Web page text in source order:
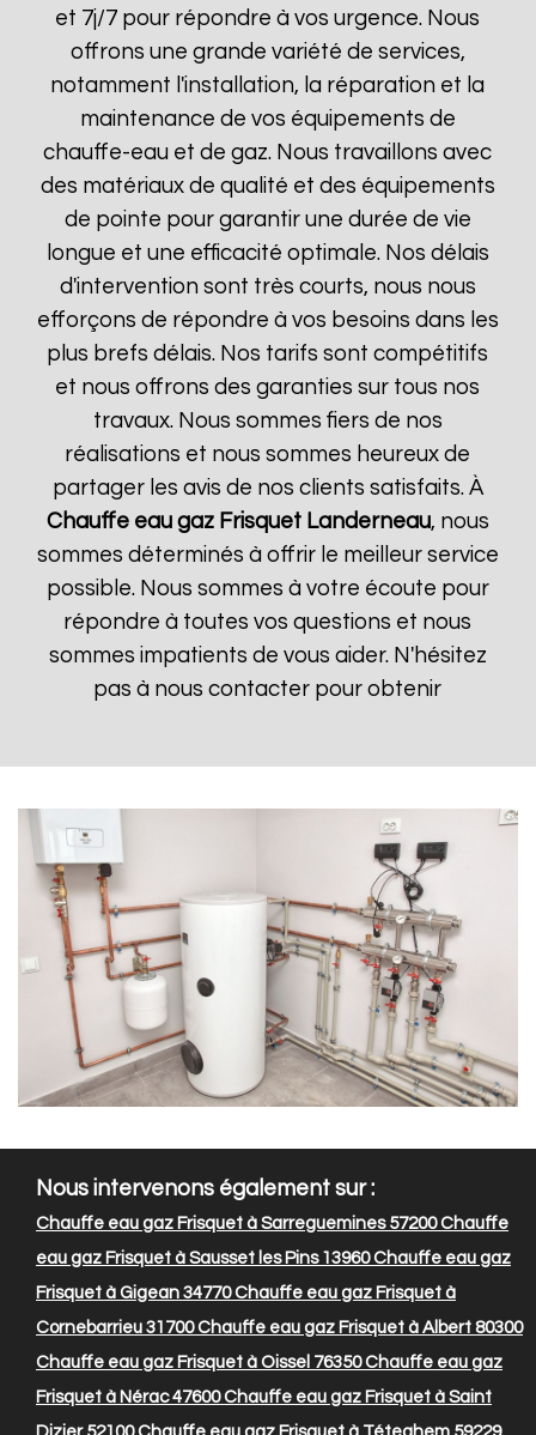
et 7j/7 pour répondre à vos urgence. Nous
offrons une grande variété de services,
notamment l'installation, la réparation et la
maintenance de vos équipements de
chauffe-eau et de gaz. Nous travaillons avec
des matériaux de qualité et des équipements
de pointe pour garantir une durée de vie
longue et une efficacité optimale. Nos délais
d'intervention sont très courts, nous nous
efforçons de répondre à vos besoins dans les
plus brefs délais. Nos tarifs sont compétitifs
et nous offrons des garanties sur tous nos
travaux. Nous sommes fiers de nos
réalisations et nous sommes heureux de
partager les avis de nos clients satisfaits. À
Chauffe eau gaz Frisquet Landerneau, nous
sommes déterminés à offrir le meilleur service
possible. Nous sommes à votre écoute pour
répondre à toutes vos questions et nous
sommes impatients de vous aider. N'hésitez
pas à nous contacter pour obtenir
Nous intervenons également sur :
Chauffe eau gaz Frisquet à Sarreguemines 57200Chauffe
eau gaz Frisquet à Sausset les Pins 13960Chauffe eau gaz
Frisquet à Gigean 34770Chauffe eau gaz Frisquet à
Cornebarrieu 31700Chauffe eau gaz Frisquet à Albert 80300
Chauffe eau gaz Frisquet à Oissel 76350Chauffe eau gaz
Frisquet à Nérac 47600Chauffe eau gaz Frisquet à Saint